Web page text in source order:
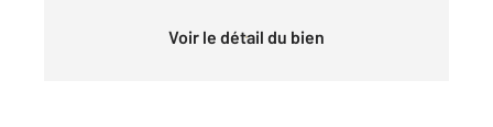
Voir le détail du bien